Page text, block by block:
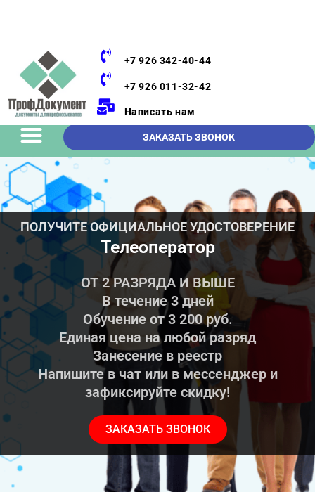
+7 926 342-40-44
+7 926 011-32-42
Написать нам
ЗАКАЗАТЬ ЗВОНОК
ПОЛУЧИТЕ ОФИЦИАЛЬНОЕ УДОСТОВЕРЕНИЕ
Телеоператор
ОТ 2 РАЗРЯДА И ВЫШЕ
В течение 3 дней
Обучение от 3 200 руб.
Единая цена на любой разряд
Занесение в реестр
Напишите в чат или в мессенджер и
зафиксируйте скидку!
ЗАКАЗАТЬ ЗВОНОК